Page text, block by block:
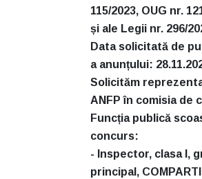
115/2023, OUG nr.
și ale Legii nr. 296/
Data solicitată de
a anunțului:
Solicităm
ANFP în comisia de
Funcția publică
concurs:
- Inspector, clasa I,
principal,